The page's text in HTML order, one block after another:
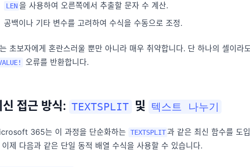
LEN 을 사용하여 오른쪽에서 추출할 문자 수 계산.
공백이나 기타 변수를 고려하여 수식을 수동으로 조정.
초보자에게 혼란스러울 뿐만 아니라 매우 취약합니다. 단 하나의 셀이라
오류를 반환합니다.
신 접근 방식: TEXTSPLIT 및 텍스트 나누기
365는 이 과정을 단순화하는 TEXTSPLIT 과 같은 최신 함수를 도
이제 다음과 같은 단일 동적 배열 수식을 사용할 수 있습니다.